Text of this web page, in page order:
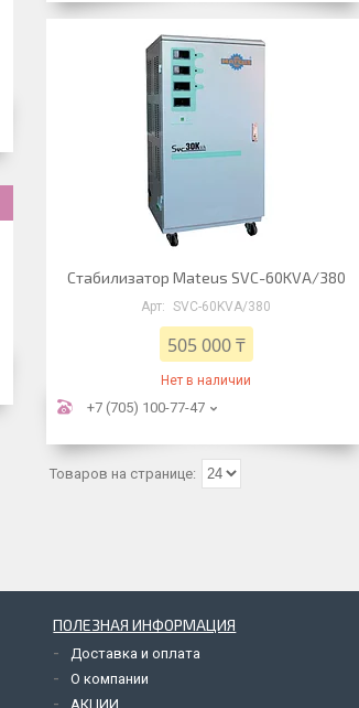
Стабилизатор Mateus SVC-60KVA/380
SVC-60KVA/380
505 000 ₸
Нет в наличии
+7 (705) 100-77-47
ПОЛЕЗНАЯ ИНФОРМАЦИЯ
Доставка и оплата
О компании
АКЦИИ